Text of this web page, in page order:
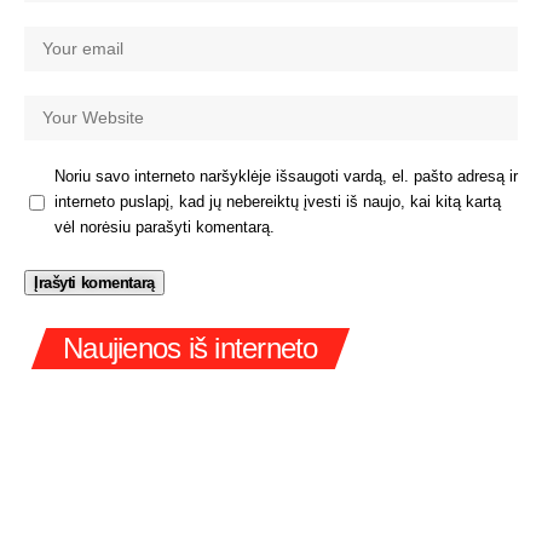
Noriu savo interneto naršyklėje išsaugoti vardą, el. pašto adresą ir
interneto puslapį, kad jų nebereiktų įvesti iš naujo, kai kitą kartą
vėl norėsiu parašyti komentarą.
Naujienos iš interneto